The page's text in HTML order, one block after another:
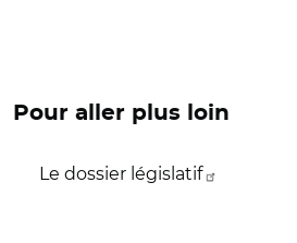
Pour aller plus loin
Le dossier législatif